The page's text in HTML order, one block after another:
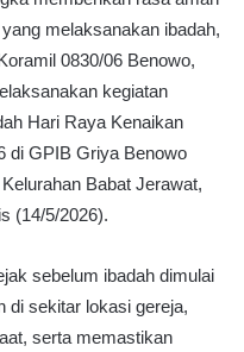
melaksanakan ibadah,
0830/06 Benowo,
kegiatan
Hari Raya Kenaikan
di GPIB Griya Benowo
Babat Jerawat,
(14/5/2026).
sebelum ibadah dimulai
di sekitar lokasi gereja,
serta memastikan